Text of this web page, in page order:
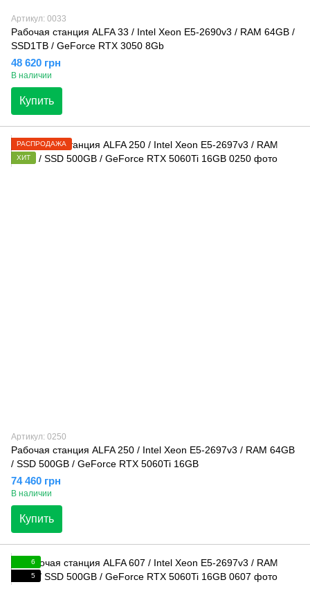
Артикул: 0033
Рабочая станция ALFA 33 / Intel Xeon E5-2690v3 / RAM 64GB /
SSD1TB / GeForce RTX 3050 8Gb
48 620 грн
В наличии
Купить
РАСПРОДАЖА
ХИТ
Артикул: 0250
Рабочая станция ALFA 250 / Intel Xeon E5-2697v3 / RAM 64GB
/ SSD 500GB / GeForce RTX 5060Ti 16GB
74 460 грн
В наличии
Купить
6
5